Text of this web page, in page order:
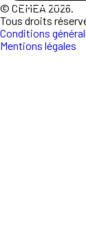
© CEMEA 2026.
Tous droits
Conditions
Mentions légales